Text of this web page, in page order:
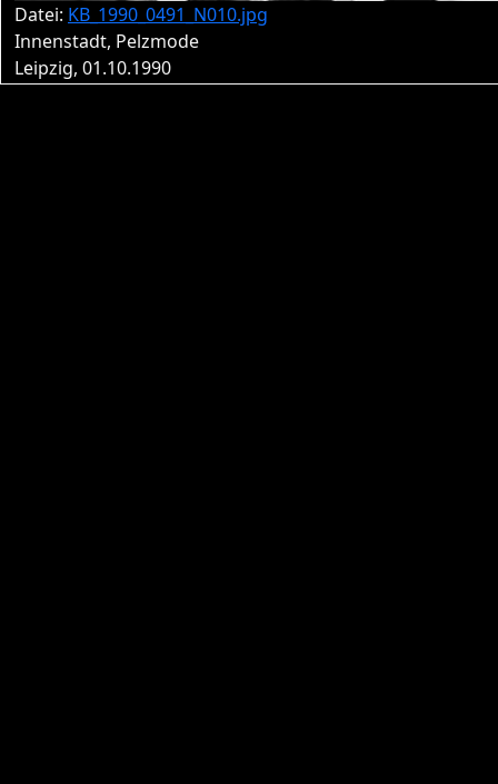
Datei: KB_1990_0491_N010.jpg
Innenstadt, Pelzmode
Leipzig, 01.10.1990